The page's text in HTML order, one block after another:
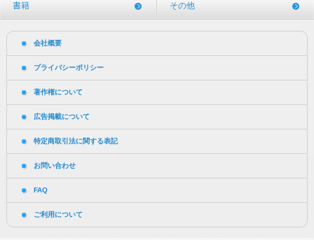
書籍 その他
会社概要
プライバシーポリシー
著作権について
広告掲載について
特定商取引法に関する表記
お問い合わせ
FAQ
ご利用について